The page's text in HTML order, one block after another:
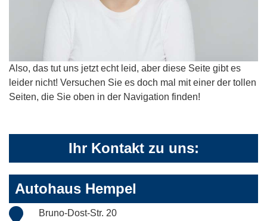
Also, das tut uns jetzt echt leid, aber diese Seite gibt es
leider nicht! Versuchen Sie es doch mal mit einer der tollen
Seiten, die Sie oben in der Navigation finden!
Ihr Kontakt zu uns:
Autohaus Hempel
Bruno-Dost-Str. 20